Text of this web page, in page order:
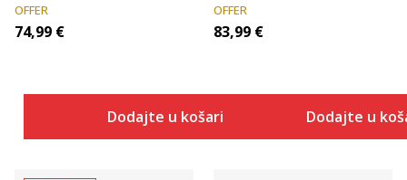
OFFER
74,99 €
Dodajte u košaricu
OFFER
83,99 €
Dodajte u